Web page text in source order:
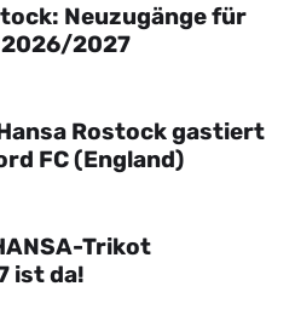
Neuzugänge für
2026/2027
Rostock gastiert
FC (England)
Trikot
ist da!